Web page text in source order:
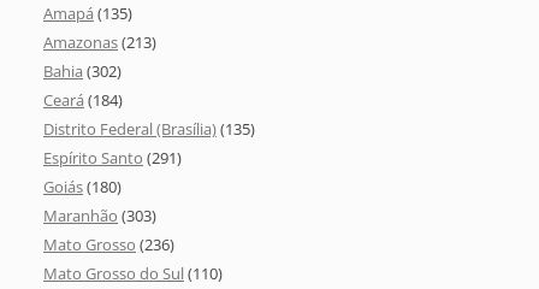
Amapá (135)
Amazonas(213)
Bahia (302)
Ceará (184)
Distrito Federal (Brasília)(135)
Espírito Santo (291)
Goiás(180)
Maranhão (303)
Mato Grosso (236)
Mato Grosso do Sul(110)